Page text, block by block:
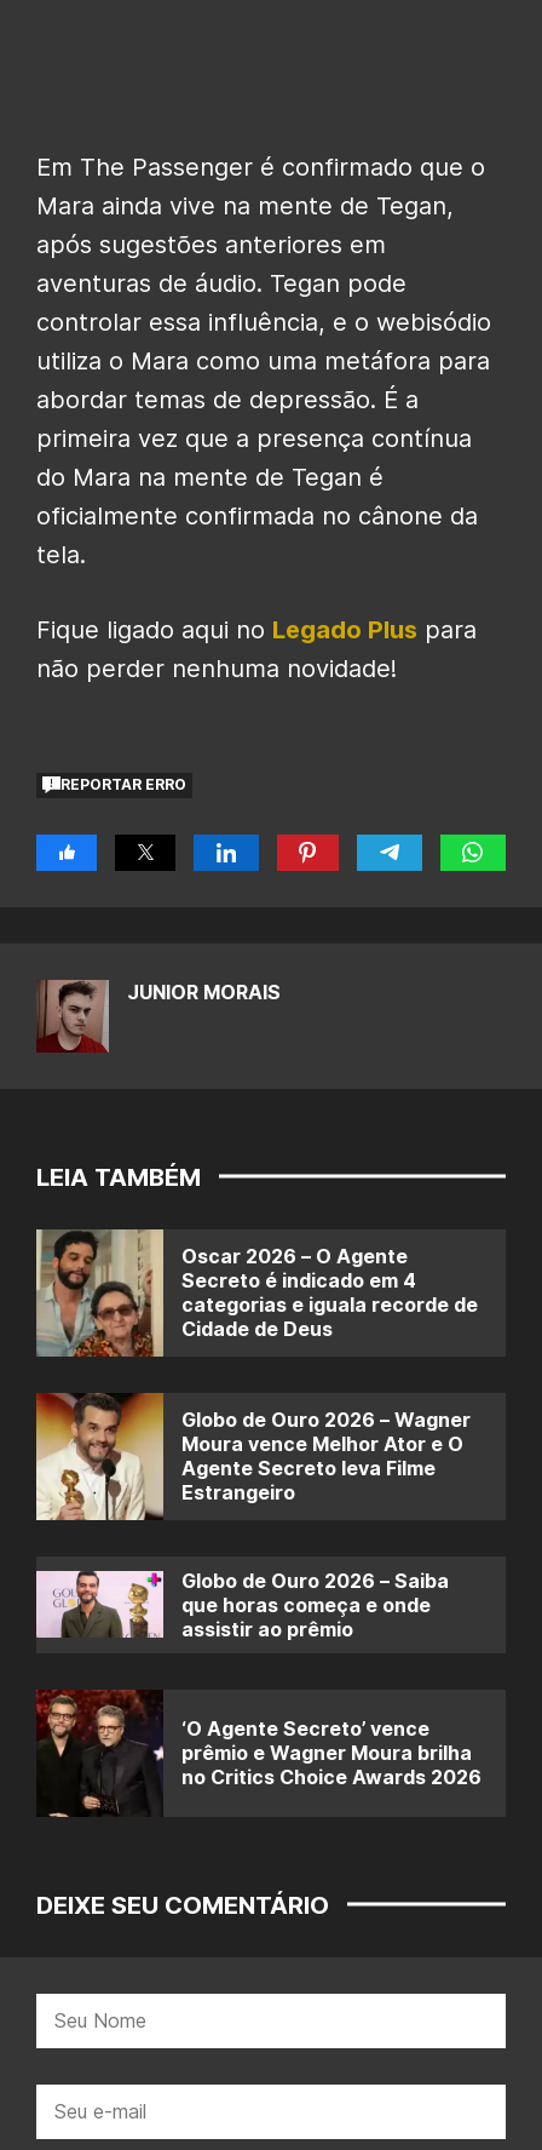
Em The Passenger é confirmado que o
Mara ainda vive na mente de Tegan,
após sugestões anteriores em
aventuras de áudio. Tegan pode
controlar essa influência, e o webisódio
utiliza o Mara como uma metáfora para
abordar temas de depressão. É a
primeira vez que a presença contínua
do Mara na mente de Tegan é
oficialmente confirmada no cânone da
tela.
Fique ligado aqui no Legado Plus para
não perder nenhuma novidade!
REPORTAR ERRO
JUNIOR MORAIS
LEIA TAMBÉM
Oscar 2026 – O Agente
Secreto é indicado em 4
categorias e iguala recorde de
Cidade de Deus
Globo de Ouro 2026 – Wagner
Moura vence Melhor Ator e O
Agente Secreto leva Filme
Estrangeiro
Globo de Ouro 2026 – Saiba
que horas começa e onde
assistir ao prêmio
‘O Agente Secreto’ vence
prêmio e Wagner Moura brilha
no Critics Choice Awards 2026
DEIXE SEU COMENTÁRIO
mail: